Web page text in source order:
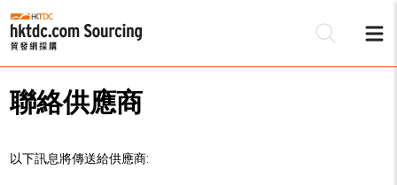
聯絡供應商
以下訊息將傳送給供應商: